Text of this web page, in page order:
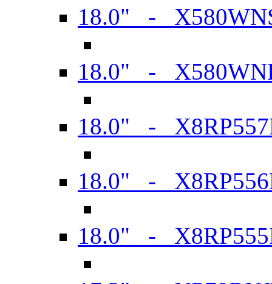
18.0" -
18.0" -
18.0" -
18.0" -
18.0" -